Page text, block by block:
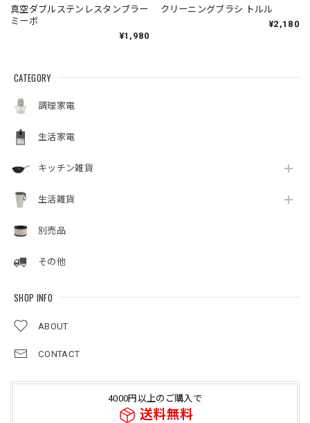
CATEGORY
調理家電
生活家電
キッチン雑貨
生活雑貨
別売品
その他
SHOP INFO
ABOUT
CONTACT
4000円以上のご購入で
送料無料
真空ダブルステンレスタンブラー
ミーボ
¥1,980
クリーニングブラシ トルル
¥2,180